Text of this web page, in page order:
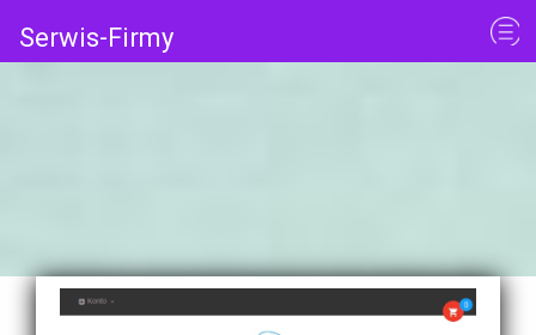
Serwis-Firmy